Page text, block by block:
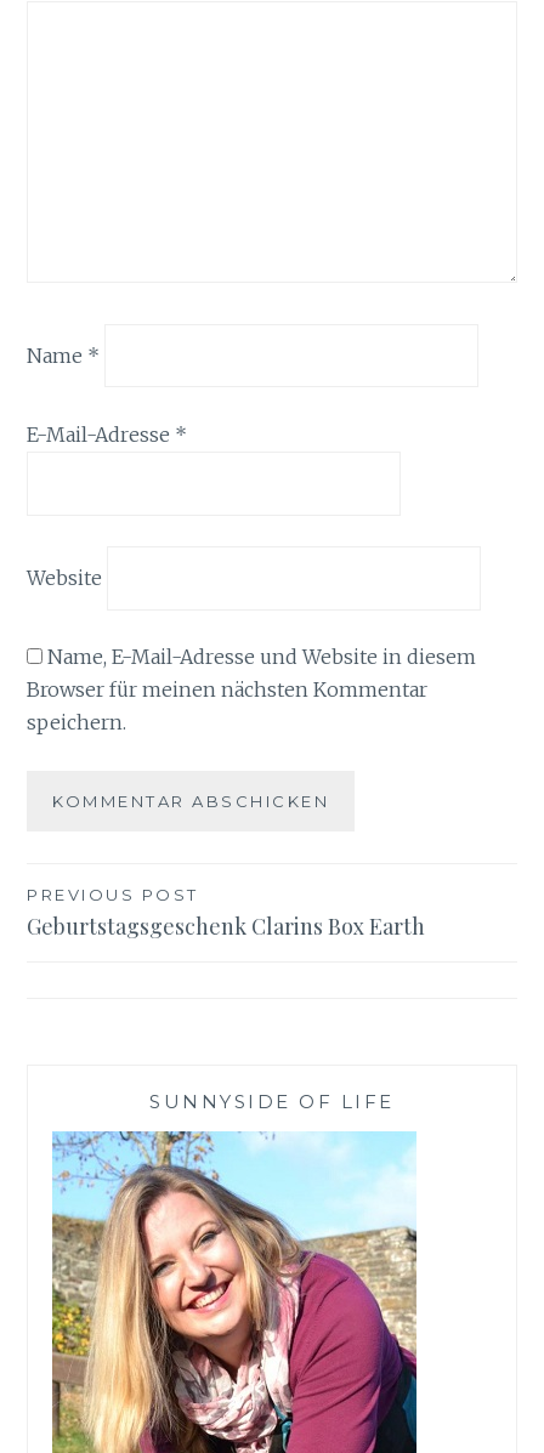
Name *
E-Mail-Adresse *
Website
Name, E-Mail-Adresse und Website in diesem
Browser für meinen nächsten Kommentar
speichern.
Beitragsnavigation
PREVIOUS POST
Geburtstagsgeschenk Clarins Box Earth
SUNNYSIDE OF LIFE